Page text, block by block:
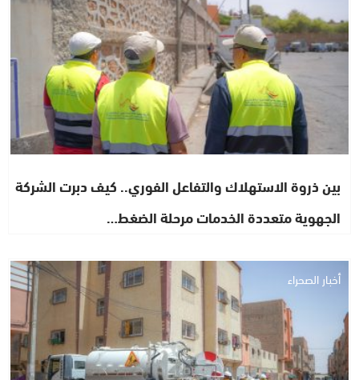
بين ذروة الاستهلاك والتفاعل الفوري.. كيف دبرت الشركة
الجهوية متعددة الخدمات مرحلة الضغط…
أخبار الصحراء